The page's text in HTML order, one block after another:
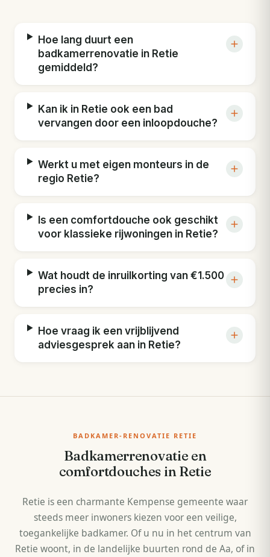
Hoe lang duurt een
badkamerrenovatie in Retie
gemiddeld?
Kan ik in Retie ook een bad
vervangen door een inloopdouche?
Werkt u met eigen monteurs in de
regio Retie?
Is een comfortdouche ook geschikt
voor klassieke rijwoningen in Retie?
Wat houdt de inruilkorting van €1.500
precies in?
Hoe vraag ik een vrijblijvend
adviesgesprek aan in Retie?
BADKAMER-RENOVATIE RETIE
Badkamerrenovatie en
comfortdouches in Retie
Retie is een charmante Kempense gemeente waar
steeds meer inwoners kiezen voor een veilige,
toegankelijke badkamer. Of u nu in het centrum van
Retie woont, in de landelijke buurten rond de Aa, of in